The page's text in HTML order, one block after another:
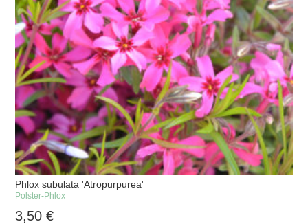
Phlox subulata 'Atropurpurea'
Polster-Phlox
3,50€